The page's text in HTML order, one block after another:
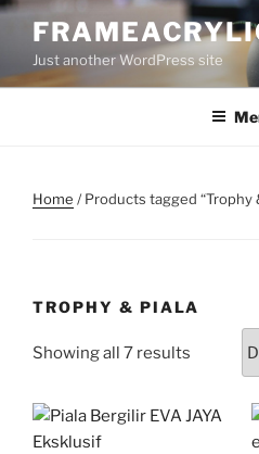
Skip
contentJust another WordPress site
Home / Products tagged “Trophy
TROPHY & PIALA
Showing all 7 results